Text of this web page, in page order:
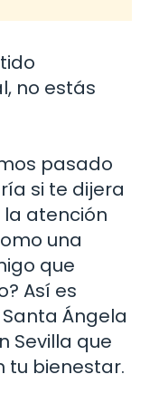
no estás
pasado
si te dijera
atención
una
que
Así es
Ángela
Sevilla que
tu bienestar.